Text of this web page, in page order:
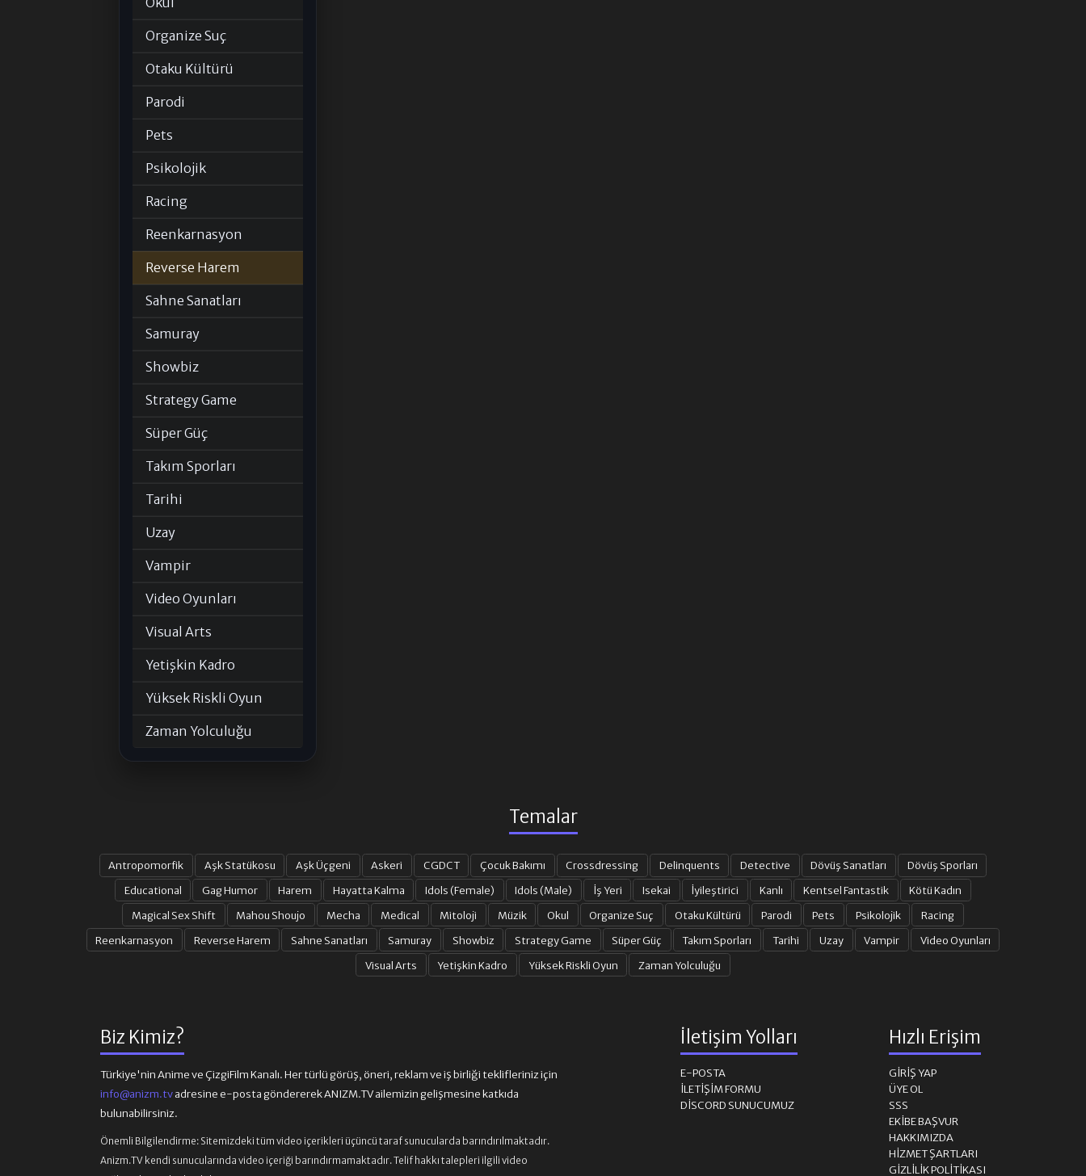
Organize Suç
Otaku Kültürü
Parodi
Pets
Psikolojik
Racing
Reenkarnasyon
Reverse Harem
Sahne Sanatları
Samuray
Showbiz
Strategy Game
Süper Güç
Takım Sporları
Tarihi
Uzay
Vampir
Video Oyunları
Visual Arts
Yetişkin Kadro
Yüksek Riskli Oyun
Zaman Yolculuğu
Temalar
Antropomorfik Aşk Statükosu Aşk Üçgeni Askeri CGDCT Çocuk Bakımı Crossdressing Delinquents Detective Dövüş Sanatları
Dövüş Sporları
Educational
Gag Humor Harem Hayatta Kalma Idols (Female) Idols (Male) İş Yeri Isekai İyileştirici Kanlı Kentsel Fantastik
Kötü Kadın
Magical Sex Shift
Mahou Shoujo Mecha Medical Mitoloji Müzik Okul Organize Suç Otaku Kültürü Parodi Pets Psikolojik
Racing
Reenkarnasyon
Reverse Harem Sahne Sanatları Samuray Showbiz Strategy Game Süper Güç Takım Sporları Tarihi Uzay Vampir
Video Oyunları
Visual Arts
Yetişkin Kadro Yüksek Riskli Oyun Zaman Yolculuğu
Biz Kimiz?
Türkiye'nin Anime ve ÇizgiFilm Kanalı. Her türlü görüş, öneri, reklam ve iş birliği teklifleriniz için
info@anizm.tvadresine e-posta göndererek ANIZM.TV ailemizin gelişmesine katkıda
bulunabilirsiniz.
Önemli Bilgilendirme:Sitemizdeki tüm video içerikleri üçüncü taraf sunucularda barındırılmaktadır.
Anizm.TV kendi sunucularında video içeriği barındırmamaktadır. Telif hakkı talepleri ilgili video
İletişim Yolları
E-POSTA
İLETIŞIM FORMU
DISCORD SUNUCUMUZ
Hızlı Erişim
GIRIŞ YAP
ÜYE OL
SSS
EKIBE BAŞVUR
HAKKIMIZDA
HIZMET ŞARTLARI
GIZLILIK POLITIKASI